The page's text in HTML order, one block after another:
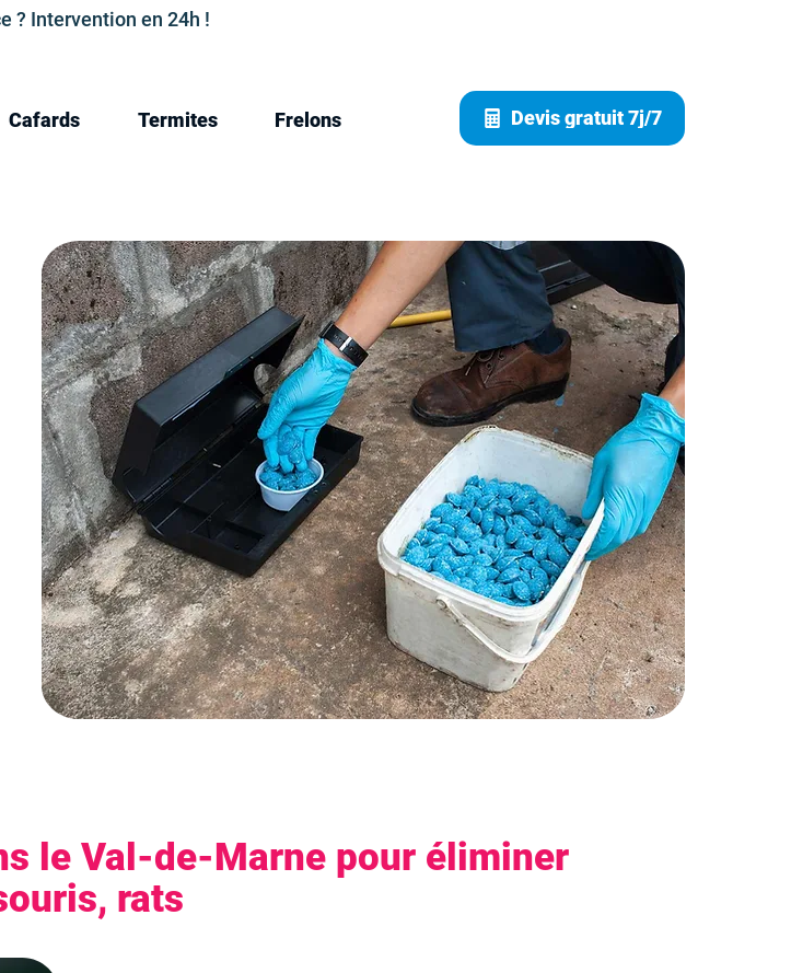
? Intervention en 24h !
Cafards Termites Frelons Devis gratuit 7j/7
le Val-de-Marne pour éliminer
rats